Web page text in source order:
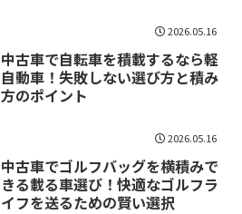
2026.05.16
中古車で自転車を積載するなら軽
自動車！失敗しない選び方と積み
方のポイント
2026.05.16
中古車でゴルフバッグを横積みで
きる載る車選び！快適なゴルフラ
イフを送るための賢い選択